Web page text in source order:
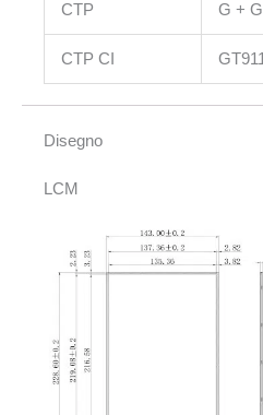
CTP G + G
CTP CI GT911
Disegno
LCM